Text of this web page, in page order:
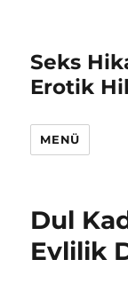
Seks
Erotik
MENÜ
Dul
Evlilik